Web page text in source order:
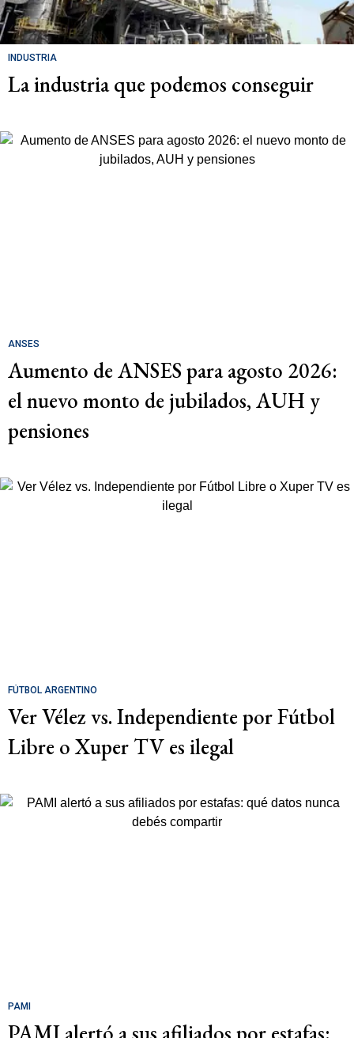
INDUSTRIA
La industria que podemos conseguir
ANSES
Aumento de ANSES para agosto 2026:
el nuevo monto de jubilados, AUH y
pensiones
FÚTBOL ARGENTINO
Ver Vélez vs. Independiente por Fútbol
Libre o Xuper TV es ilegal
PAMI